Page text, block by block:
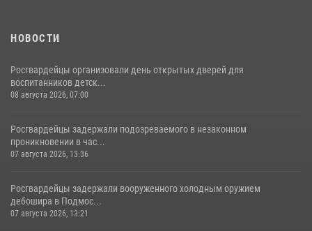
НОВОСТИ
Росгвардейцы организовали день открытых дверей для
воспитанников детск...
08 августа 2026, 07:00
Росгвардейцы задержали подозреваемого в незаконном
проникновении в час...
07 августа 2026, 13:36
Росгвардейцы задержали вооруженного холодным оружием
дебошира в Подмос...
07 августа 2026, 13:21